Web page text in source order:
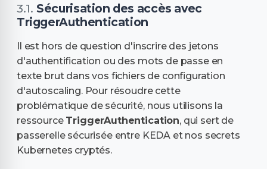
Sécurisation des accès avec
TriggerAuthentication
Il est hors de question d'inscrire des jetons
d'authentification ou des mots de passe en
texte brut dans vos fichiers de configuration
d'autoscaling. Pour résoudre cette
problématique de sécurité, nous utilisons la
ressource TriggerAuthentication, qui sert de
passerelle sécurisée entre KEDA et nos secrets
Kubernetes cryptés.